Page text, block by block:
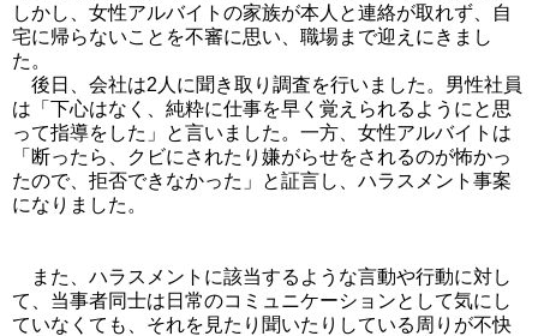
しかし、女性アルバイトの家族が本人と連絡が取れず、自
宅に帰らないことを不審に思い、職場まで迎えにきまし
た。
後日、会社は2人に聞き取り調査を行いました。男性社員
は「下心はなく、純粋に仕事を早く覚えられるようにと思
って指導をした」と言いました。一方、女性アルバイトは
「断ったら、クビにされたり嫌がらせをされるのが怖かっ
たので、拒否できなかった」と証言し、ハラスメント事案
になりました。
また、ハラスメントに該当するような言動や行動に対し
て、当事者同士は日常のコミュニケーションとして気にし
ていなくても、それを見たり聞いたりしている周りが不快